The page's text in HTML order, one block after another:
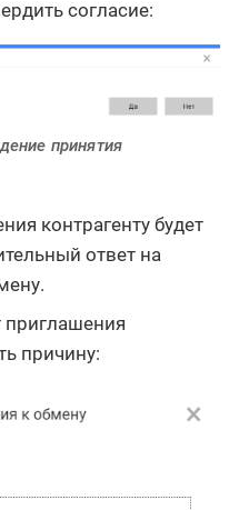
согласие:
принятия
контрагенту будет
ответ на
приглашения
причину: